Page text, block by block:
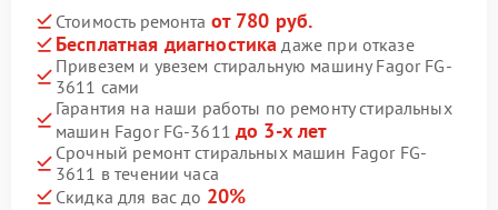
Стоимость ремонта от 780 руб.
Бесплатная диагностика даже при отказе
Привезем и увезем стиральную машину Fagor FG-
3611 сами
Гарантия на наши работы по ремонту стиральных
машин Fagor FG-3611 до 3-х лет
Срочный ремонт стиральных машин Fagor FG-
3611 в течении часа
Скидка для вас до 20%